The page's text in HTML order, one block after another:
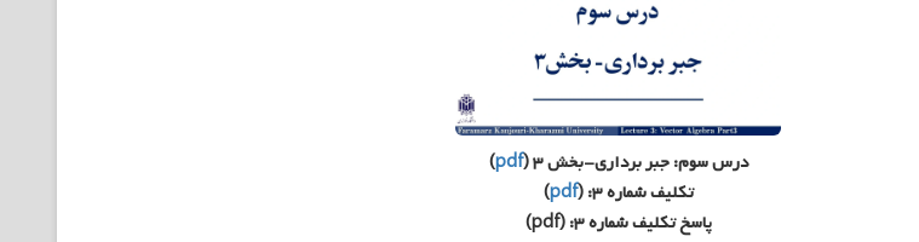
درس سوم: جبر برداری-بخش ۳ ( pdf
)
تکلیف شماره ۳: (
pdf
)
پاسخ تکلیف شماره ۳: (pdf)